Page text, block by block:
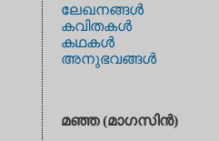
ലേഖനങ്ങള്‍
കവിതകള്‍
കഥകള്‍
അനുഭവങ്ങള്‍
മഞ്ഞ (മാഗസിന്‍)